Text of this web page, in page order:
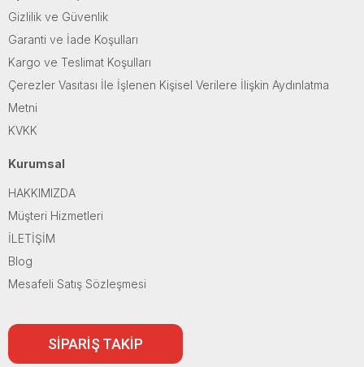
Gizlilik ve Güvenlik
Garanti ve İade Koşulları
Kargo ve Teslimat Koşulları
Çerezler Vasıtası İle İşlenen Kişisel Verilere İlişkin Aydınlatma
Metni
KVKK
Kurumsal
HAKKIMIZDA
Müşteri Hizmetleri
İLETİŞİM
Blog
Mesafeli Satış Sözleşmesi
SİPARİŞ TAKİP